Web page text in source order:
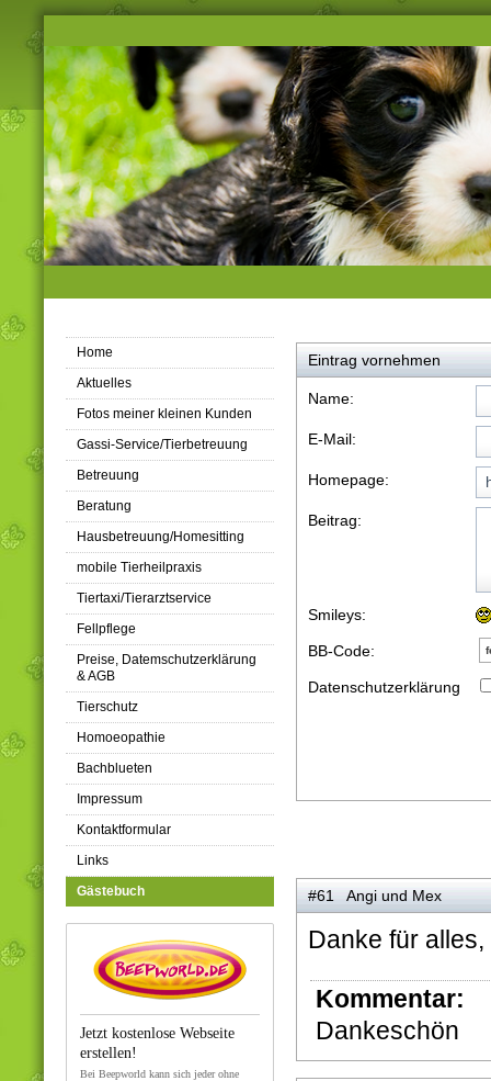
Home
Aktuelles
Fotos meiner kleinen Kunden
Gassi-Service/Tierbetreuung
Betreuung
Beratung
Hausbetreuung/Homesitting
mobile Tierheilpraxis
Tiertaxi/Tierarztservice
Fellpflege
Preise, Datemschutzerklärung
& AGB
Tierschutz
Homoeopathie
Bachblueten
Impressum
Kontaktformular
Links
Gästebuch
Jetzt kostenlose Webseite
erstellen!
Bei Beepworld kann sich jeder ohne
Eintrag vornehmen
Name:
E-Mail:
Homepage:
Beitrag:
Smileys:
BB-Code:
Datenschutzerklärung
#61 Angi und Mex
Danke für
Kommentar:
Dankeschön